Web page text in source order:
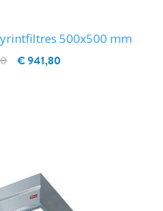
500x500 mm
€ 941,80